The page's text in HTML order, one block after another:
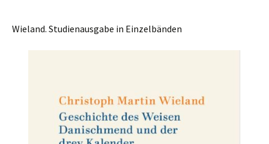
Wieland. Studienausgabe in Einzelbänden